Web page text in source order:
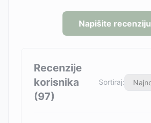
Napišite recenziju
Recenzije
korisnika
(97)
Sortiraj: